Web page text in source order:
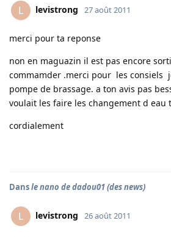
L levistrong 27 août 2011
merci pour ta reponse
non en maguazin il est pas encore
commamder .merci pour les consiels
pompe de brassage. a ton avis pas
voulait les faire les changement d eau
cordialement
Dansle nano de dadou01 (des news)
L levistrong 26 août 2011